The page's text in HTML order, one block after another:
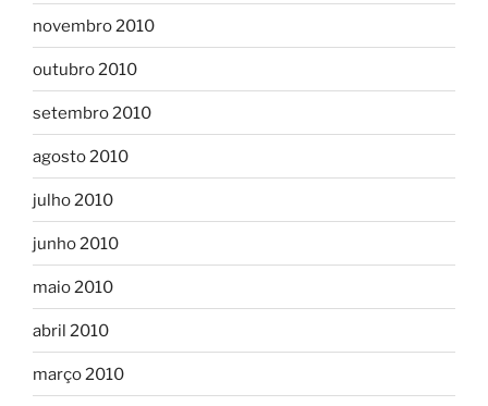
novembro 2010
outubro 2010
setembro 2010
agosto 2010
julho 2010
junho 2010
maio 2010
abril 2010
março 2010